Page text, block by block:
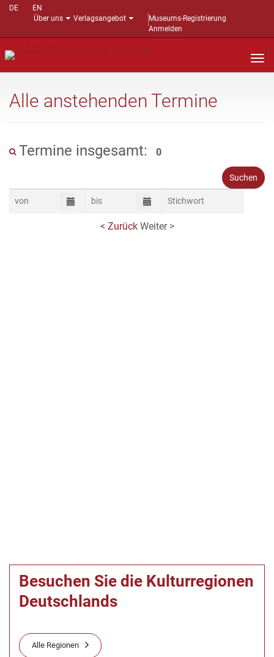
DE
EN
Über uns
Verlagsangebot
Museums-Registrierung
Anmelden
Alle anstehenden Termine
Termine insgesamt: 0
< Zurück Weiter >
Besuchen Sie die Kulturregionen
Deutschlands
Alle Regionen